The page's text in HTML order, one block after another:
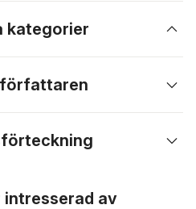
kategorier
intresserad av